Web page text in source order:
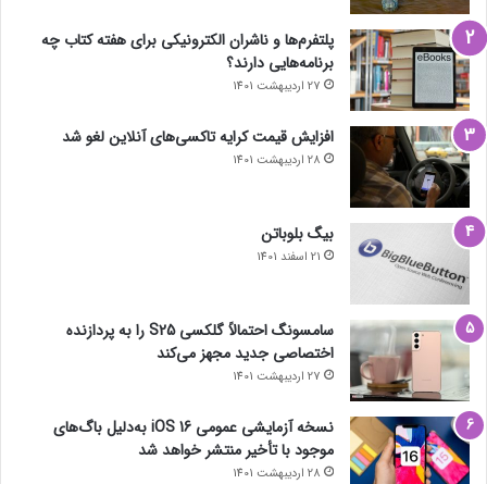
پلتفرم‌ها و ناشران الکترونیکی برای هفته کتاب چه
برنامه‌هایی دارند؟
27 اردیبهشت 1401
افزایش قیمت کرایه تاکسی‌های آنلاین لغو شد
28 اردیبهشت 1401
بیگ بلوباتن
21 اسفند 1401
سامسونگ احتمالاً گلکسی S25 را به پردازنده
اختصاصی جدید مجهز می‌کند
27 اردیبهشت 1401
نسخه آزمایشی عمومی iOS 16 به‌دلیل باگ‌های
موجود با تأخیر منتشر خواهد شد
28 اردیبهشت 1401